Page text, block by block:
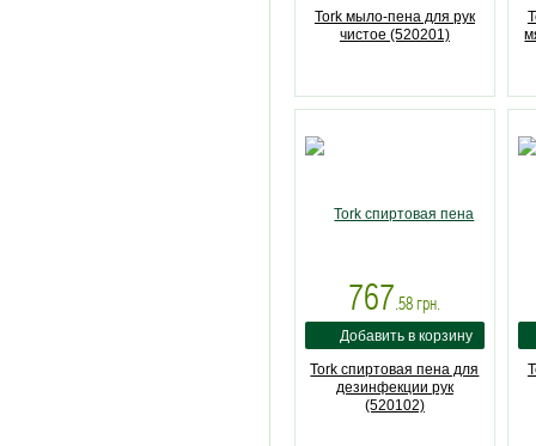
Tork мыло-пена для рук
чистое (520201)
767 .58грн.
Tork спиртовая пена для
дезинфекции рук
(520102)